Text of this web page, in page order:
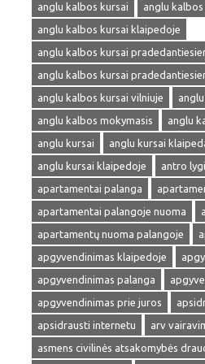
anglu kalbos kursai
anglu
anglu kalbos kursai klaipedoje
anglu kalbos kursai
anglu kalbos kursai
anglu kalbos kursai vilniuje
anglu kalbos mokymasis
anglu
anglu kursai
anglu kursai
anglu kursai klaipedoje
antro
apartamentai palanga
apartamentai palangoje nuoma
apartamentų nuoma palangoje
apgyvendinimas klaipedoje
apgyvendinimas palanga
apgyvendinimas prie juros
apsidrausti internetu
arv
asmens civilinės atsakomybės